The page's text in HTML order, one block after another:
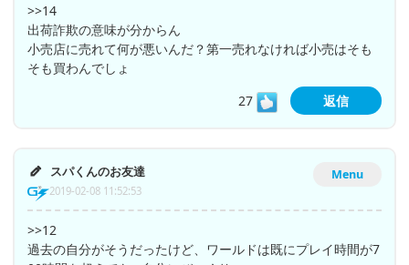
>>14
出荷詐欺の意味が分からん
小売店に売れて何が悪いんだ？第一売れなければ小売はそも
そも買わんでしょ
27
返信
Menu
スパくんのお友達
2019-02-08 11:52:53
>>12
過去の自分がそうだったけど、ワールドは既にプレイ時間が7